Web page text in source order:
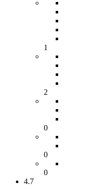
1
2
0
0
0
4.7